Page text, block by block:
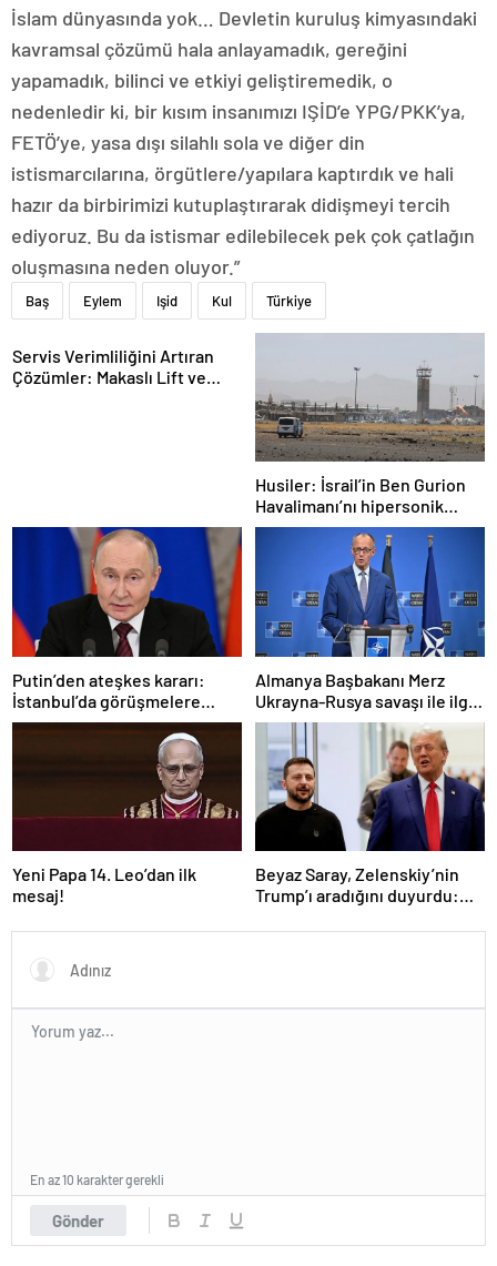
İslam dünyasında yok… Devletin kuruluş kimyasındaki
kavramsal çözümü hala anlayamadık, gereğini
yapamadık, bilinci ve etkiyi geliştiremedik, o
nedenledir ki, bir kısım insanımızı IŞİD’e YPG/PKK’ya,
FETÖ’ye, yasa dışı silahlı sola ve diğer din
istismarcılarına, örgütlere/yapılara kaptırdık ve hali
hazır da birbirimizi kutuplaştırarak didişmeyi tercih
ediyoruz. Bu da istismar edilebilecek pek çok çatlağın
oluşmasına neden oluyor.”
Baş Eylem Işid Kul Türkiye
Servis Verimliliğini Artıran
Çözümler: Makaslı Lift ve
Husiler: İsrail’in Ben Gurion
Havalimanı’nı hipersonik
füzeyle hedef aldık
Putin’den ateşkes kararı:
İstanbul’da görüşmelere
başlamayı öneriyoruz
Almanya Başbakanı Merz
Ukrayna-Rusya savaşı ile ilgili
konuştu: “Top Moskova’nın
sahasında”
Yeni Papa 14. Leo’dan ilk
mesaj!
Beyaz Saray, Zelenskiy’nin
Trump’ı aradığını duyurdu:
oldu”
Gönder
En az 10 karakter gerekli